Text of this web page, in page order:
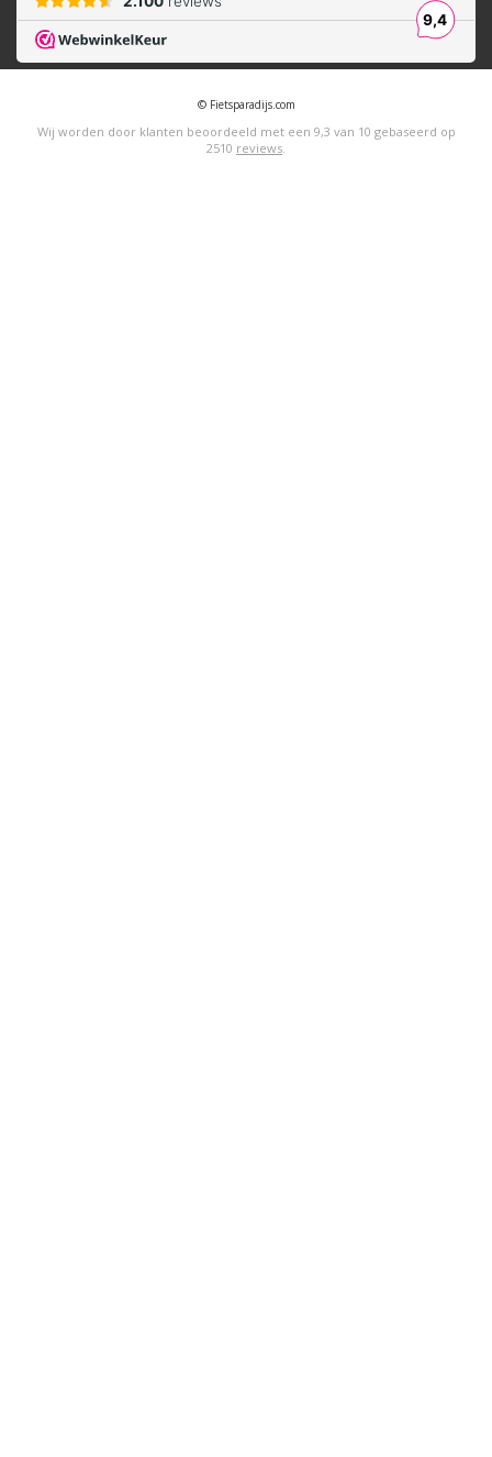
© Fietsparadijs.com
Wij worden door klanten beoordeeld met een 9,3 van 10 gebaseerd op
2510 reviews